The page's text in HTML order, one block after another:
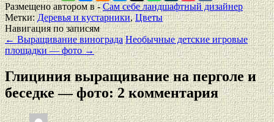
Размещено автором в -Сам себе ландшафтный дизайнер
Метки:Деревья и кустарники,Цветы
Навигация по записям
←Выращивание винограда Необычные детские игровые
площадки — фото→
Глициния выращивание на перголе и
беседке — фото: 2 комментария